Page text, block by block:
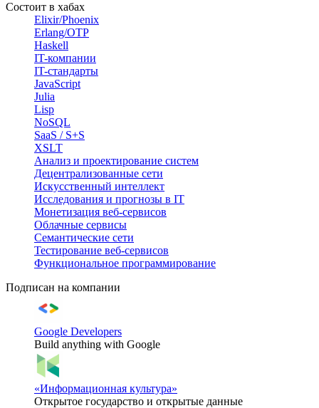
Состоит в хабах
Elixir/Phoenix
Erlang/OTP
Haskell
IT-компании
IT-стандарты
JavaScript
Julia
Lisp
NoSQL
SaaS / S+S
XSLT
Анализ и проектирование систем
Децентрализованные сети
Искусственный интеллект
Исследования и прогнозы в IT
Монетизация веб-сервисов
Облачные сервисы
Семантические сети
Тестирование веб-сервисов
Функциональное программирование
Подписан на компании
Google Developers
Build anything with Google
«Информационная культура»
Открытое государство и открытые данные